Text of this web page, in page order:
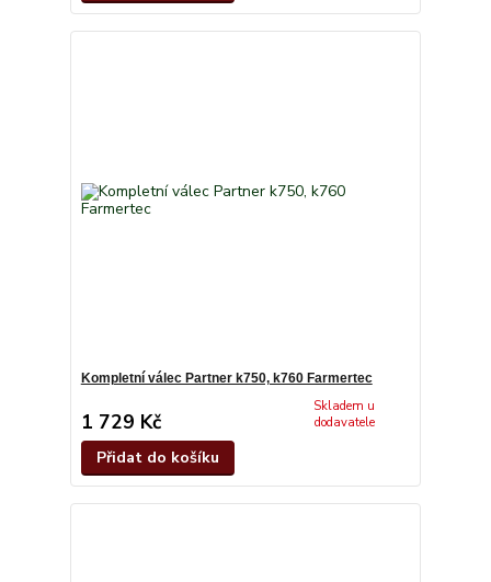
Kompletní válec Partner k750, k760 Farmertec
1 729 Kč
Skladem u
dodavatele
Přidat do košíku